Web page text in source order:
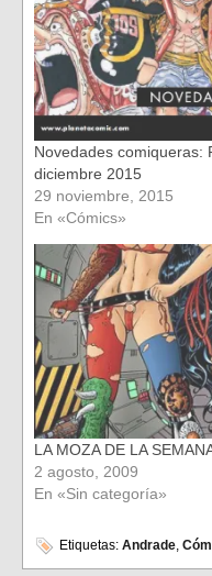
Novedades comiqueras:
diciembre 2015
29 noviembre, 2015
En «Cómics»
LA MOZA DE LA
2 agosto, 2009
En «Sin categoría»
Etiquetas: Andrade,